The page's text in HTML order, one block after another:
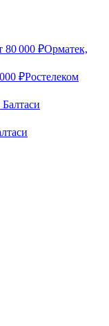
80 000 ₽Орматек,
₽Ростелеком